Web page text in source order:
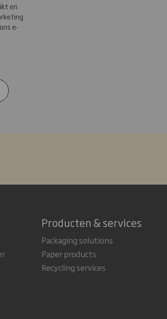
en
e-
Producten & services
Packaging solutions
Paper products
Recycling services